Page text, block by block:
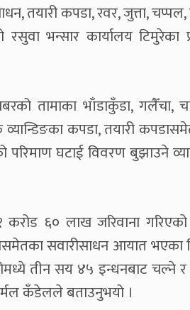
तयारी कपडा, रवर, जुत्ता, चप्पल,
भन्सार कार्यालय टिमुरेका
तामाका भाँडाकुँडा, गलैँचा,
कपडा, तयारी
घटाई विवरण बुझाउने
६० लाख जरिवाना
सवारीसाधन आयात
तीन सय ४५ इन्धनबाट चल्ने र
कँडेलले बताउनुभयो ।